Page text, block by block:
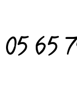
05 65